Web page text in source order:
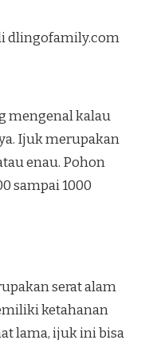
di dlingofamily.com
mengenal kalau
Ijuk merupakan
enau. Pohon
sampai 1000
serat alam
ketahanan
lama, ijuk ini bisa